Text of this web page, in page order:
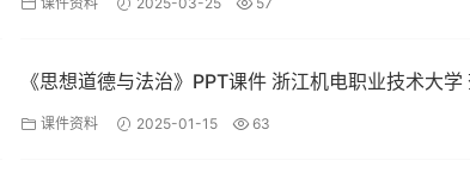
《思想道德与法治》PPT课件 浙江机电职业技术大学
云 课件资料 2025-01-15 63